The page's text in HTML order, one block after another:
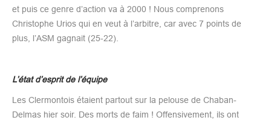
et puis ce genre d’action va à 2000 ! Nous comprenons
Christophe Urios qui en veut à l’arbitre, car avec 7 points de
plus, l’ASM gagnait (25-22).
L’état d’esprit de l’équipe
Les Clermontois étaient partout sur la pelouse de Chaban-
Delmas hier soir. Des morts de faim ! Offensivement, ils ont